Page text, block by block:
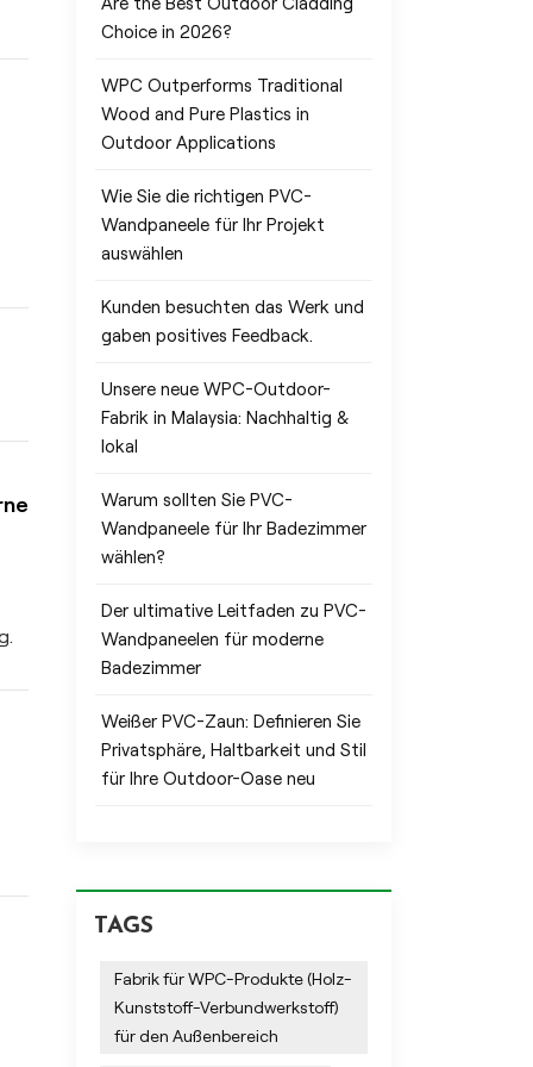
Choice in 2026?
WPC Outperforms Traditional
Wood and Pure Plastics in
Outdoor Applications
Wie Sie die richtigen PVC-
Wandpaneele für Ihr Projekt
auswählen
Kunden besuchten das Werk und
gaben positives Feedback.
Unsere neue WPC-Outdoor-
Fabrik in Malaysia: Nachhaltig &
lokal
Warum sollten Sie PVC-
Wandpaneele für Ihr Badezimmer
wählen?
Der ultimative Leitfaden zu PVC-
Wandpaneelen für moderne
Badezimmer
Weißer PVC-Zaun: Definieren Sie
Privatsphäre, Haltbarkeit und Stil
für Ihre Outdoor-Oase neu
TAGS
Fabrik für WPC-Produkte (Holz-
Kunststoff-Verbundwerkstoff)
für den Außenbereich